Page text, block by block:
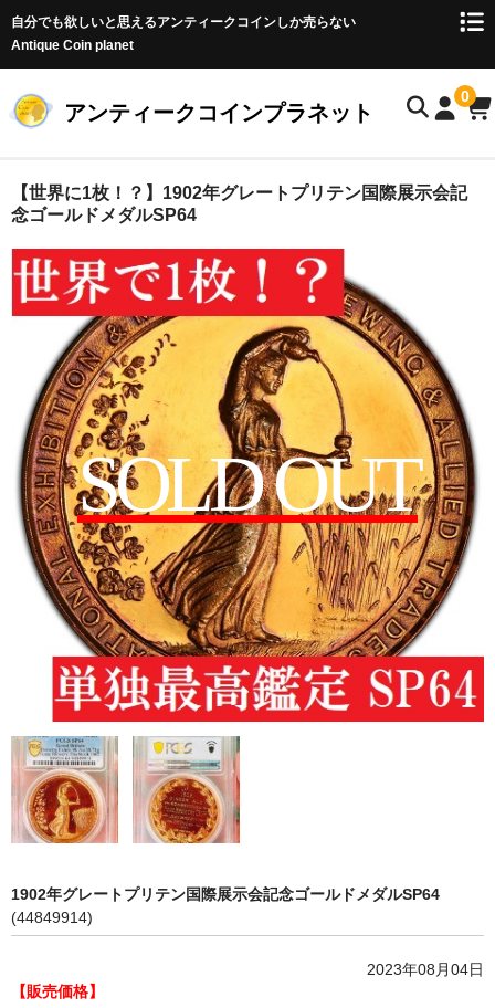
自分でも欲しいと思えるアンティークコインしか売らない
Antique Coin planet
アンティークコインプラネット
0
ホーム
オークション
お客様の声
店主のブログ
コイン初心者の方へ
お問い合わせ
会社概要
各種代行
ご注文の流れ
【世界に1枚！？】1902年グレートプリテン国際展示会記
念ゴールドメダルSP64
SOLD OUT
1902年グレートプリテン国際展示会記念ゴールドメダルSP64
(44849914)
2023年08月04日
【販売価格】